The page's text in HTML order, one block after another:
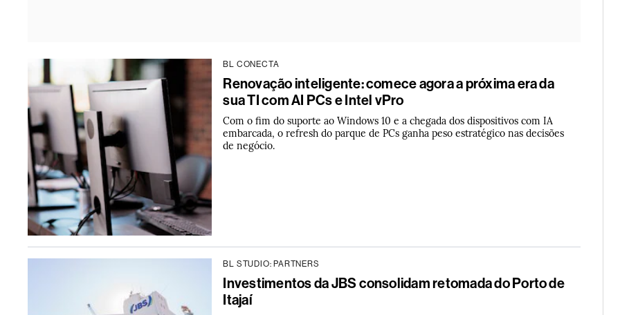
BL CONECTA
Renovação inteligente: comece agora a próxima era da
sua TI com AI PCs e Intel vPro
Com o fim do suporte ao Windows 10 e a chegada dos dispositivos com IA
embarcada, o refresh do parque de PCs ganha peso estratégico nas decisões
de negócio.
BL STUDIO: PARTNERS
Investimentos da JBS consolidam retomada do Porto de
Itajaí